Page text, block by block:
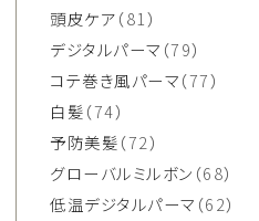
頭皮ケア（81）
デジタルパーマ （79）
コテ巻き風パーマ（77）
白髪（74）
予防美髪（72）
グローバルミルボン （68）
低温デジタルパーマ （62）